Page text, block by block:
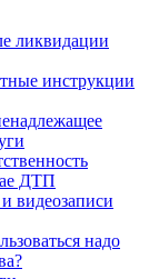
ликвидации
инструкции
ДТП
видеозаписи
надо